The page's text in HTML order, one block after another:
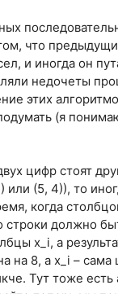
что
и иногда он
недочеты
этих
(я
цифр стоят
(5, 4)), то
когда
должно
x_i, а
на 8, а x_i –
Тут тоже